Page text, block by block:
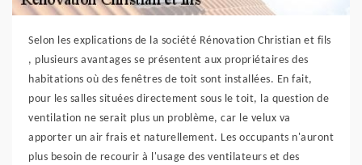
Selon les explications de la société Rénovation Christian et fils
, plusieurs avantages se présentent aux propriétaires des
habitations où des fenêtres de toit sont installées. En fait,
pour les salles situées directement sous le toit, la question de
ventilation ne serait plus un problème, car le velux va
apporter un air frais et naturellement. Les occupants n'auront
plus besoin de recourir à l'usage des ventilateurs et des